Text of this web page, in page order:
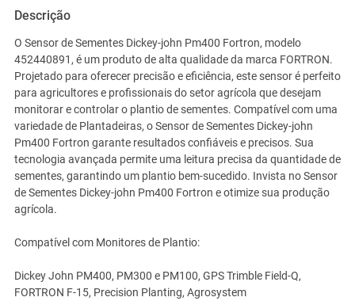
Descrição
O Sensor de Sementes Dickey-john Pm400 Fortron, modelo
452440891, é um produto de alta qualidade da marca FORTRON.
Projetado para oferecer precisão e eficiência, este sensor é perfeito
para agricultores e profissionais do setor agrícola que desejam
monitorar e controlar o plantio de sementes. Compatível com uma
variedade de Plantadeiras, o Sensor de Sementes Dickey-john
Pm400 Fortron garante resultados confiáveis e precisos. Sua
tecnologia avançada permite uma leitura precisa da quantidade de
sementes, garantindo um plantio bem-sucedido. Invista no Sensor
de Sementes Dickey-john Pm400 Fortron e otimize sua produção
agrícola.
Compatível com Monitores de Plantio:
Dickey John PM400, PM300 e PM100, GPS Trimble Field-Q,
FORTRON F-15, Precision Planting, Agrosystem